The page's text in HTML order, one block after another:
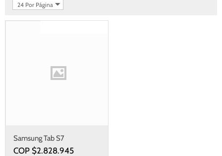
24 Por Página
Samsung Tab S7
COP $2.828.945